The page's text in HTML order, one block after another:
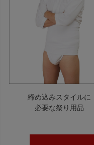
締め込みスタイルに
必要な祭り用品